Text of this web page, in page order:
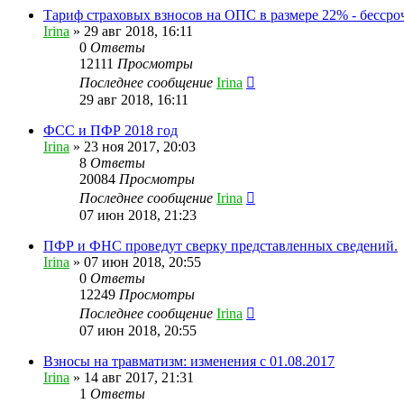
Тариф страховых взносов на ОПС в размере 22% -
Irina » 29 авг 2018, 16:11
0 Ответы
12111 Просмотры
Последнее сообщение Irina
29 авг 2018, 16:11
ФСС и ПФР 2018 год
Irina » 23 ноя 2017, 20:03
8 Ответы
20084 Просмотры
Последнее сообщение Irina
07 июн 2018, 21:23
ПФР и ФНС проведут сверку представленных сведений.
Irina » 07 июн 2018, 20:55
0 Ответы
12249 Просмотры
Последнее сообщение Irina
07 июн 2018, 20:55
Взносы на травматизм: изменения с 01.08.2017
Irina » 14 авг 2017, 21:31
1 Ответы